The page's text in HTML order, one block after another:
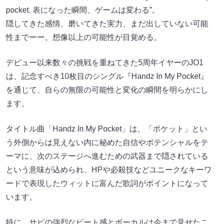
pocket. 表になった瞬間、ゲームは変わる”。
隠してきた感情、磨いてきた実⼒、まだ出していない可能
性までーー。想像以上の可能性が⽬覚める。
デビュー以来数々の挑戦を重ねてきた5周年イヤーのJO1
は、記念すべき10枚⽬のシングル『Handz In My Pocket』
を通じて、⾃らの無限の可能性と変化の瞬間を明らかにし
ます。
タイトル曲「Handz In My Pocket」は、「ポケット」とい
う外側からは⾒えない内に秘めた⾃信やポテンシャルをテ
ーマに、次のステージへ進むための武器まで隠されている
という意味が込められ、HPや必殺技などユニークなキーワ
ードで表現したウィットに富んだ歌詞がポイントになって
います。
特に、サビの強烈なビート感とボーカルは今まで⾒せたこ